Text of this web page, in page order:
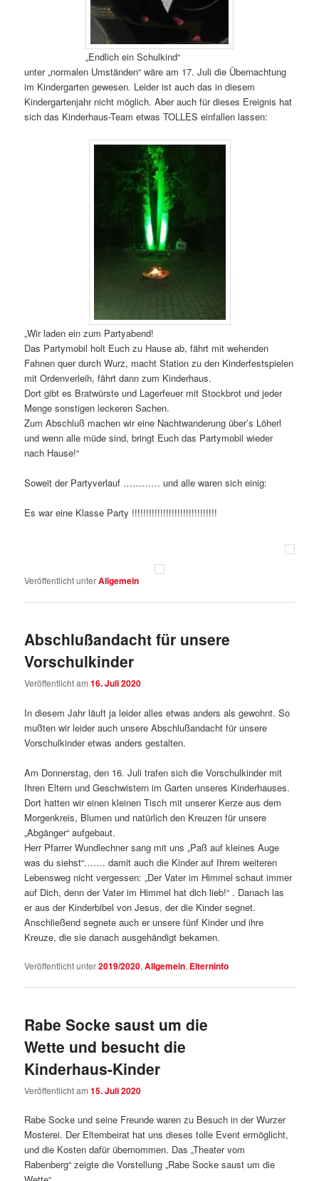
„Endlich ein Schulkind“
unter „normalen Umständen“ wäre am 17. Juli die Übernachtung
im Kindergarten gewesen. Leider ist auch das in diesem
Kindergartenjahr nicht möglich. Aber auch für dieses Ereignis hat
sich das Kinderhaus-Team etwas TOLLES einfallen lassen:
„Wir laden ein zum Partyabend!
Das Partymobil holt Euch zu Hause ab, fährt mit wehenden
Fahnen quer durch Wurz, macht Station zu den Kinderfestspielen
mit Ordenverleih, fährt dann zum Kinderhaus.
Dort gibt es Bratwürste und Lagerfeuer mit Stockbrot und jeder
Menge sonstigen leckeren Sachen.
Zum Abschluß machen wir eine Nachtwanderung über’s Löherl
und wenn alle müde sind, bringt Euch das Partymobil wieder
nach Hause!“
Soweit der Partyverlauf ………… und alle waren sich einig:
Es war eine Klasse Party !!!!!!!!!!!!!!!!!!!!!!!!!!!!!!
Veröffentlicht unterAllgemein
Abschlußandacht für unsere
Vorschulkinder
Veröffentlicht am16. Juli 2020
In diesem Jahr läuft ja leider alles etwas anders als gewohnt. So
mußten wir leider auch unsere Abschlußandacht für unsere
Vorschulkinder etwas anders gestalten.
Am Donnerstag, den 16. Juli trafen sich die Vorschulkinder mit
Ihren Eltern und Geschwistern im Garten unseres Kinderhauses.
Dort hatten wir einen kleinen Tisch mit unserer Kerze aus dem
Morgenkreis, Blumen und natürlich den Kreuzen für unsere
„Abgänger“ aufgebaut.
Herr Pfarrer Wundlechner sang mit uns „Paß auf kleines Auge
was du siehst“……. damit auch die Kinder auf Ihrem weiteren
Lebensweg nicht vergessen: „Der Vater im Himmel schaut immer
auf Dich, denn der Vater im Himmel hat dich lieb!“ . Danach las
er aus der Kinderbibel von Jesus, der die Kinder segnet.
Anschließend segnete auch er unsere fünf Kinder und ihre
Kreuze, die sie danach ausgehändigt bekamen.
Veröffentlicht unter2019/2020,Allgemein, Elterninfo
Rabe Socke saust um die
Wette und besucht die
Kinderhaus-Kinder
Veröffentlicht am15. Juli 2020
Rabe Socke und seine Freunde waren zu Besuch in der Wurzer
Mosterei. Der Elternbeirat hat uns dieses tolle Event ermöglicht,
und die Kosten dafür übernommen. Das „Theater vom
Rabenberg“ zeigte die Vorstellung „Rabe Socke saust um die